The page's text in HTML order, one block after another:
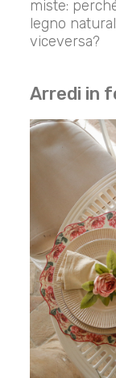
miste:
legno
viceversa?
Arredi in